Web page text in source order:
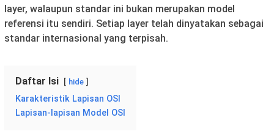
layer, walaupun standar ini bukan merupakan model
referensi itu sendiri. Setiap layer telah dinyatakan sebagai
standar internasional yang terpisah.
Daftar Isi hide
Karakteristik Lapisan OSI
Lapisan-lapisan Model OSI